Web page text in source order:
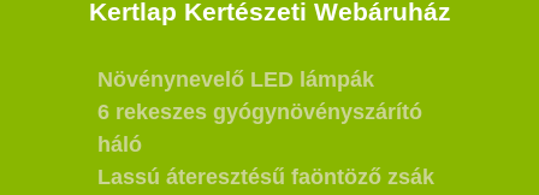
Kertlap Kertészeti Webáruház
Növénynevelő LED lámpák
6 rekeszes gyógynövényszárító
háló
Lassú áteresztésű faöntöző zsák